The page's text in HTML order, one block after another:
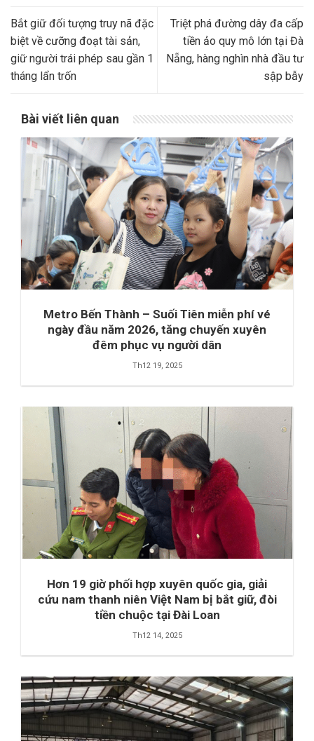
Bắt giữ đối tượng truy nã đặc
biệt về cưỡng đoạt tài sản,
giữ người trái phép sau gần 1
tháng lẩn trốn
Triệt phá đường dây đa cấp
tiền ảo quy mô lớn tại Đà
Nẵng, hàng nghìn nhà đầu tư
sập bẫy
Bài viết liên quan
Metro Bến Thành – Suối Tiên miễn phí vé
ngày đầu năm 2026, tăng chuyến xuyên
đêm phục vụ người dân
Th12 19, 2025
Hơn 19 giờ phối hợp xuyên quốc gia, giải
cứu nam thanh niên Việt Nam bị bắt giữ, đòi
tiền chuộc tại Đài Loan
Th12 14, 2025